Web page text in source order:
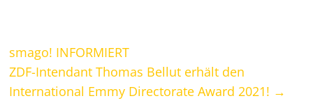
smago! INFORMIERT
ZDF-Intendant Thomas Bellut erhält den
International Emmy Directorate Award 2021! →